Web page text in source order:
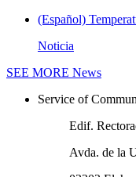
(Español)
Noticia
SEE MORE News
Service of
Edif.
Avda. de la